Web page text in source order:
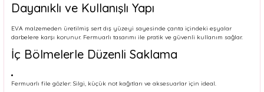
Dayanıklı ve Kullanışlı Yapı
EVA malzemeden üretilmiş sert dış yüzeyi sayesinde çanta içindeki eşyalar
darbelere karşı korunur. Fermuarlı tasarımı ile pratik ve güvenli kullanım sağlar.
İç Bölmelerle Düzenli Saklama
Fermuarlı file gözler: Silgi, küçük not kağıtları ve aksesuarlar için ideal.